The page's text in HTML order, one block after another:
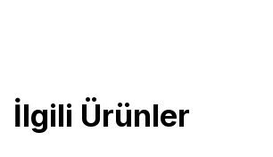
İlgili Ürünler